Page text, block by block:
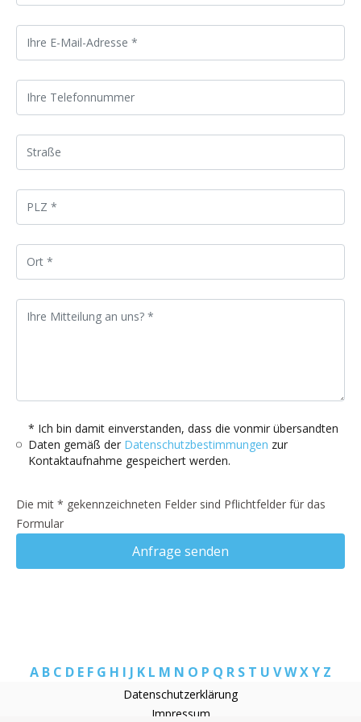
* Ich bin damit einverstanden, dass die vonmir übersandten
Daten gemäß der Datenschutzbestimmungen zur
Kontaktaufnahme gespeichert werden.
Die mit * gekennzeichneten Felder sind Pflichtfelder für das
Formular
Anfrage senden
A B C D E F G H I J K L M N O P Q R S T U VWXY Z
Datenschutzerklärung
Impressum